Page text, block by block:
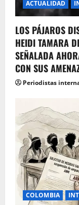
ACTUALIDAD
LOS PÁJAROS
HEIDI TAMARA
SEÑALADA
CON SUS
Periodistas
COLOMBIA